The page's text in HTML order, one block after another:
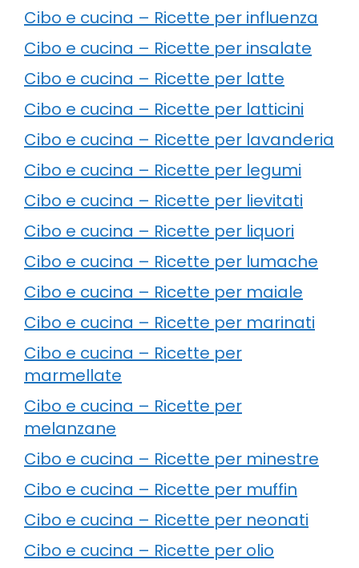
Cibo e cucina – Ricette per influenza
Cibo e cucina – Ricette per insalate
Cibo e cucina – Ricette per latte
Cibo e cucina – Ricette per latticini
Cibo e cucina – Ricette per lavanderia
Cibo e cucina – Ricette per legumi
Cibo e cucina – Ricette per lievitati
Cibo e cucina – Ricette per liquori
Cibo e cucina – Ricette per lumache
Cibo e cucina – Ricette per maiale
Cibo e cucina – Ricette per marinati
Cibo e cucina – Ricette per
marmellate
Cibo e cucina – Ricette per
melanzane
Cibo e cucina – Ricette per minestre
Cibo e cucina – Ricette per muffin
Cibo e cucina – Ricette per neonati
Cibo e cucina – Ricette per olio